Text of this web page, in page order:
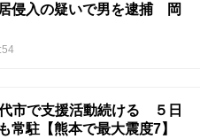
侵入の疑いで男を逮捕 岡
市で支援活動続ける ５日
常駐【熊本で最大震度7】